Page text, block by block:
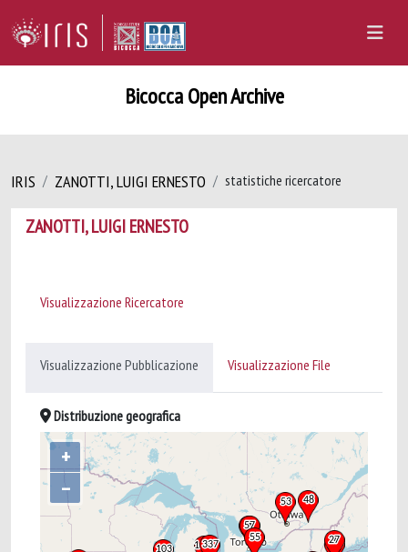
Bicocca Open Archive
IRIS ZANOTTI, LUIGI ERNESTO statistiche ricercatore
ZANOTTI, LUIGI ERNESTO
Visualizzazione Ricercatore
Visualizzazione Pubblicazione Visualizzazione File
Distribuzione geografica
+
–